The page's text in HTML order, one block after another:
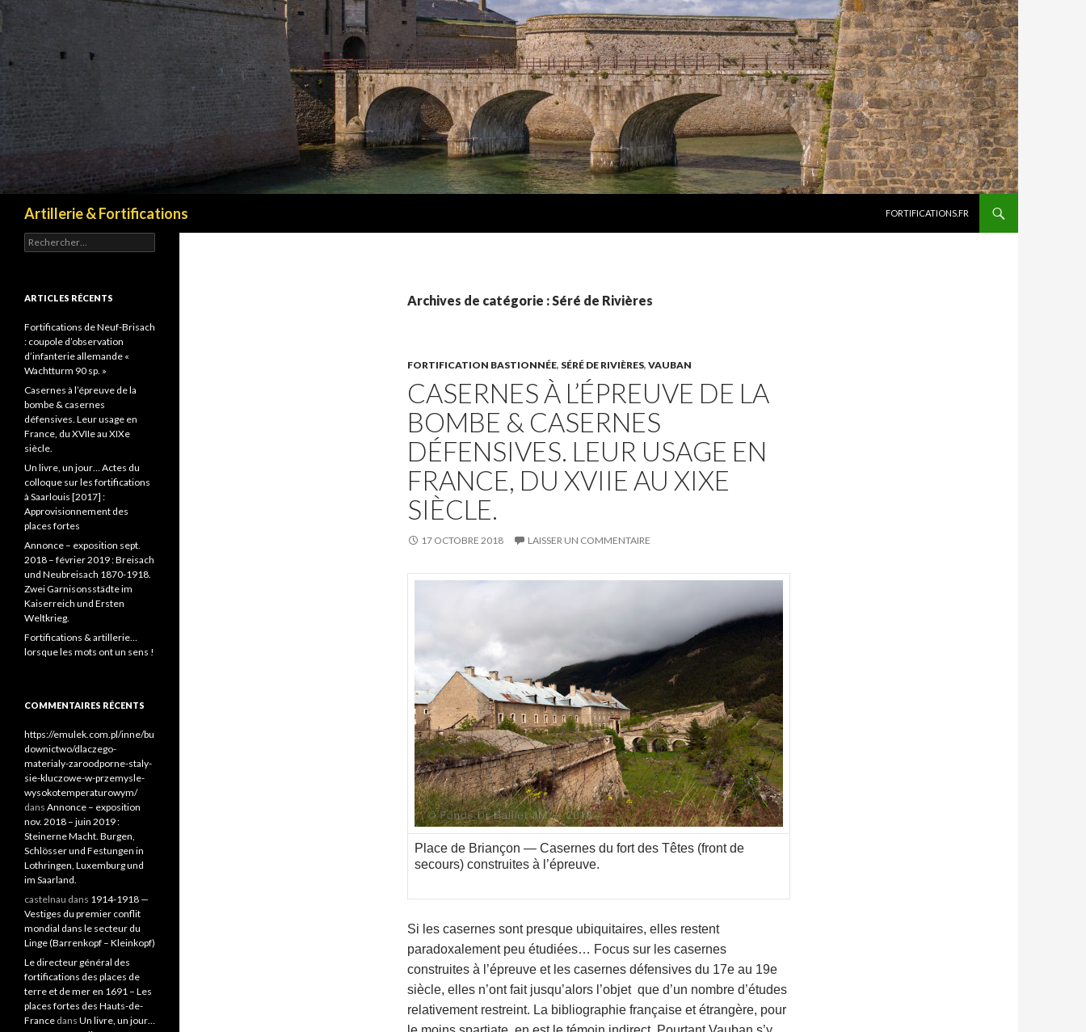
Artillerie & Fortifications
FORTIFICATIONS.FR
Archives de catégorie : Séré de Rivières
FORTIFICATION BASTIONNÉE, SÉRÉ DE RIVIÈRES, VAUBAN
CASERNES À L’ÉPREUVE DE LA
BOMBE & CASERNES
DÉFENSIVES. LEUR USAGE EN
FRANCE, DU XVIIE AU XIXE
SIÈCLE.
17 OCTOBRE 2018 LAISSER UN COMMENTAIRE
Place de Briançon — Casernes du fort des Têtes (front de
secours) construites à l’épreuve.
Si les casernes sont presque ubiquitaires, elles restent
paradoxalement peu étudiées… Focus sur les casernes
construites à l’épreuve et les casernes défensives du 17e au 19e
siècle, elles n’ont fait jusqu’alors l’objet que d’un nombre d’études
relativement restreint. La bibliographie française et étrangère, pour
Rechercher :
ARTICLES RÉCENTS
Fortifications de Neuf-Brisach
: coupole d’observation
d’infanterie allemande «
Wachtturm 90 sp. »
Casernes à l’épreuve de la
bombe & casernes
défensives. Leur usage en
France, du XVIIe au XIXe
siècle.
Un livre, un jour… Actes du
colloque sur les fortifications
à Saarlouis [2017] :
Approvisionnement des
places fortes
Annonce – exposition sept.
2018 – février 2019 : Breisach
und Neubreisach 1870-1918.
Zwei Garnisonsstädte im
Kaiserreich und Ersten
Weltkrieg.
Fortifications & artillerie…
lorsque les mots ont un sens !
COMMENTAIRES RÉCENTS
https://emulek.com.pl/inne/bu
downictwo/dlaczego-
materialy-zaroodporne-staly-
sie-kluczowe-w-przemysle-
wysokotemperaturowym/
dans Annonce – exposition
nov. 2018 – juin 2019 :
Steinerne Macht. Burgen,
Schlösser und Festungen in
Lothringen, Luxemburg und
im Saarland.
castelnau dans 1914-1918 —
Vestiges du premier conflit
mondial dans le secteur du
Linge (Barrenkopf – Kleinkopf)
Le directeur général des
fortifications des places de
terre et de mer en 1691 – Les
places fortes des Hauts-de-
France dans Un livre, un jour…